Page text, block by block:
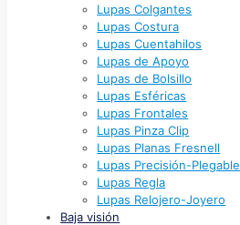
Lupas Colgantes
Lupas Costura
Lupas Cuentahilos
Lupas de Apoyo
Lupas de Bolsillo
Lupas Esféricas
Lupas Frontales
Lupas Pinza Clip
Lupas Planas Fresnell
Lupas Precisión-Plegable
Lupas Regla
Lupas Relojero-Joyero
Baja visión